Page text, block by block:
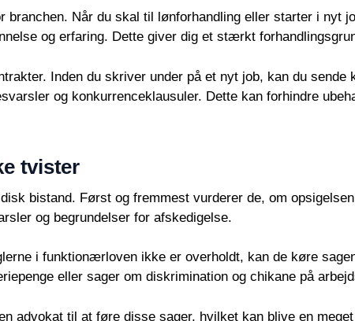
branchen. Når du skal til lønforhandling eller starter i nyt
og erfaring. Dette giver dig et stærkt
Inden du skriver under på et nyt job, kan du
og konkurrenceklausuler. Dette kan forhindre
tvister
bistand. Først og fremmest vurderer de, om
og begrundelser for afskedigelse.
i funktionærloven ikke er overholdt, kan de køre
eller sager om diskrimination og chikane på
advokat til at føre disse sager, hvilket kan blive en